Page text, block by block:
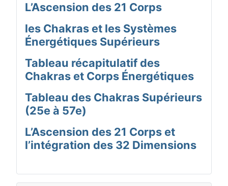
L’Ascension des 21 Corps
les Chakras et les Systèmes
Énergétiques Supérieurs
Tableau récapitulatif des
Chakras et Corps Énergétiques
Tableau des Chakras Supérieurs
(25e à 57e)
L’Ascension des 21 Corps et
l’intégration des 32 Dimensions